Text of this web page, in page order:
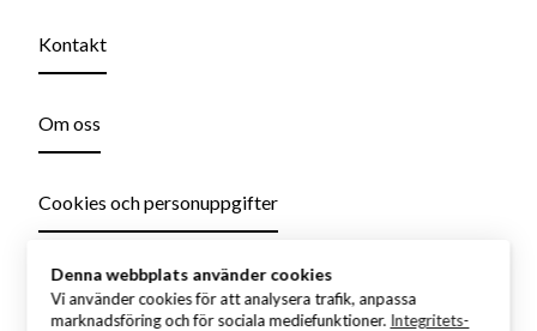
Kontakt
Om oss
Cookies och personuppgifter
Denna webbplats använder cookies
Vi använder cookies för att analysera trafik, anpassa
marknadsföring och för sociala mediefunktioner. Integritets-